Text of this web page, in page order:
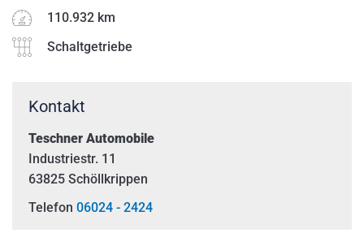
110.932 km
Schaltgetriebe
Kontakt
Teschner Automobile
Industriestr. 11
63825 Schöllkrippen
Telefon 06024 - 2424
08.09. – 19.09.2025
wegen Urlaubs geschlossen.
Ab dem
gewohnt für Sie da.
Vielen Dank für Ihr Verständnis.